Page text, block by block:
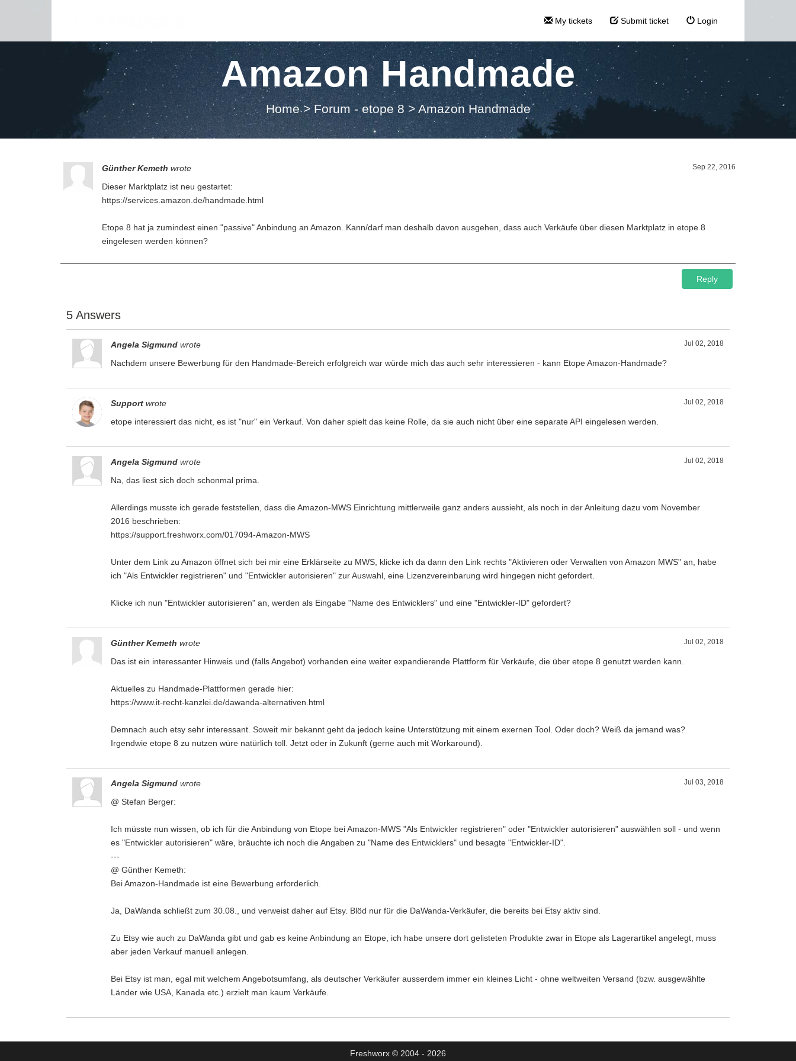
My tickets Submit ticket Login
Amazon Handmade
Home > Forum - etope 8 > Amazon Handmade
Sep 22, 2016
Günther Kemeth wrote
Dieser Marktplatz ist neu gestartet:
https://services.amazon.de/handmade.html
Etope 8 hat ja zumindest einen "passive" Anbindung an Amazon. Kann/darf man deshalb davon ausgehen, dass auch Verkäufe über diesen Marktplatz in etope 8
eingelesen werden können?
Reply
5 Answers
Jul 02, 2018
Angela Sigmund wrote
Nachdem unsere Bewerbung für den Handmade-Bereich erfolgreich war würde mich das auch sehr interessieren - kann Etope Amazon-Handmade?
Jul 02, 2018
Support wrote
etope interessiert das nicht, es ist "nur" ein Verkauf. Von daher spielt das keine Rolle, da sie auch nicht über eine separate API eingelesen werden.
Jul 02, 2018
Angela Sigmund wrote
Na, das liest sich doch schonmal prima.
Allerdings musste ich gerade feststellen, dass die Amazon-MWS Einrichtung mittlerweile ganz anders aussieht, als noch in der Anleitung dazu vom November
2016 beschrieben:
https://support.freshworx.com/017094-Amazon-MWS
Unter dem Link zu Amazon öffnet sich bei mir eine Erklärseite zu MWS, klicke ich da dann den Link rechts "Aktivieren oder Verwalten von Amazon MWS" an, habe
ich "Als Entwickler registrieren" und "Entwickler autorisieren" zur Auswahl, eine Lizenzvereinbarung wird hingegen nicht gefordert.
Klicke ich nun "Entwickler autorisieren" an, werden als Eingabe "Name des Entwicklers" und eine "Entwickler-ID" gefordert?
Jul 02, 2018
Günther Kemeth wrote
Das ist ein interessanter Hinweis und (falls Angebot) vorhanden eine weiter expandierende Plattform für Verkäufe, die über etope 8 genutzt werden kann.
Aktuelles zu Handmade-Plattformen gerade hier:
https://www.it-recht-kanzlei.de/dawanda-alternativen.html
Demnach auch etsy sehr interessant. Soweit mir bekannt geht da jedoch keine Unterstützung mit einem exernen Tool. Oder doch? Weiß da jemand was?
Irgendwie etope 8 zu nutzen würe natürlich toll. Jetzt oder in Zukunft (gerne auch mit Workaround).
Jul 03, 2018
Angela Sigmund wrote
@ Stefan Berger:
Ich müsste nun wissen, ob ich für die Anbindung von Etope bei Amazon-MWS "Als Entwickler registrieren" oder "Entwickler autorisieren" auswählen soll - und wenn
es "Entwickler autorisieren" wäre, bräuchte ich noch die Angaben zu "Name des Entwicklers" und besagte "Entwickler-ID".
---
@ Günther Kemeth:
Bei Amazon-Handmade ist eine Bewerbung erforderlich.
Ja, DaWanda schließt zum 30.08., und verweist daher auf Etsy. Blöd nur für die DaWanda-Verkäufer, die bereits bei Etsy aktiv sind.
Zu Etsy wie auch zu DaWanda gibt und gab es keine Anbindung an Etope, ich habe unsere dort gelisteten Produkte zwar in Etope als Lagerartikel angelegt, muss
aber jeden Verkauf manuell anlegen.
Bei Etsy ist man, egal mit welchem Angebotsumfang, als deutscher Verkäufer ausserdem immer ein kleines Licht - ohne weltweiten Versand (bzw. ausgewählte
Länder wie USA, Kanada etc.) erzielt man kaum Verkäufe.
Freshworx © 2004 - 2026